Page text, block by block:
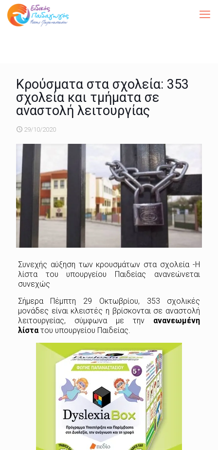
Κρούσματα στα σχολεία: 353
σχολεία και τμήματα σε
αναστολή λειτουργίας
29/10/2020
Συνεχής αύξηση των κρουσμάτων στα σχολεία -Η
λίστα του υπουργείου Παιδείας ανανεώνεται
συνεχώς
Σήμερα Πέμπτη 29 Οκτωβρίου, 353 σχολικές
μονάδες είναι κλειστές η βρίσκονται σε αναστολή
λειτουργείας, σύμφωνα με την ανανεωμένη
λίστατου υπουργείου Παιδείας.